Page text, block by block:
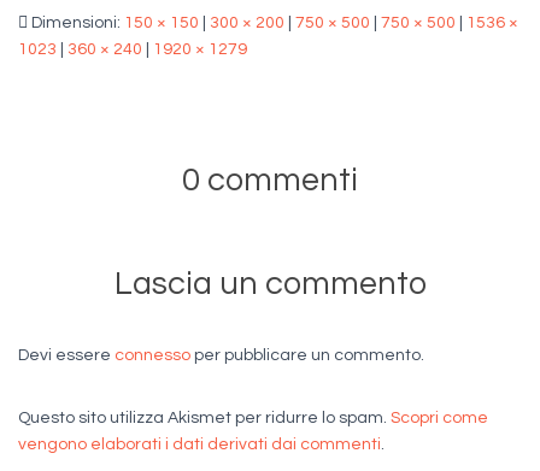
Dimensioni: 150 × 150 300 × 200 750 × 500 750 × 500
1536 ×
1023
360 × 240 1920 × 1279
0 commenti
Lascia un commento
Devi essere connesso per pubblicare un commento.
Questo sito utilizza Akismet per ridurre lo spam. Scopri come
vengono elaborati i dati derivati dai commenti.